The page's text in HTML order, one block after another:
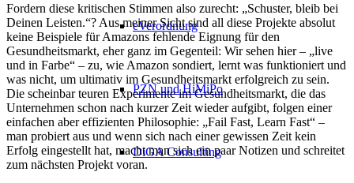
eVerordnung
PZN​ und HiMiPo
DiGA Consulting
Fordern diese kritischen Stimmen also zurecht: „Schuster, bleib bei
Deinen Leisten.“? Aus meiner Sicht sind all diese Projekte absolut
keine Beispiele für Amazons fehlende Eignung für den
Gesundheitsmarkt, eher ganz im Gegenteil: Wir sehen hier – „live
und in Farbe“ – zu, wie Amazon sondiert, lernt was funktioniert und
was nicht, um ultimativ im Gesundheitsmarkt erfolgreich zu sein.
Die scheinbar teuren Experimente im Gesundheitsmarkt, die das
Unternehmen schon nach kurzer Zeit wieder aufgibt, folgen einer
einfachen aber effizienten Philosophie: „Fail Fast, Learn Fast“ –
man probiert aus und wenn sich nach einer gewissen Zeit kein
Erfolg eingestellt hat, macht man sich ein paar Notizen und schreitet
zum nächsten Projekt voran.